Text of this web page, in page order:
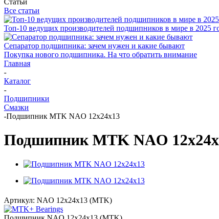
Статьи
Все статьи
Топ-10 ведущих производителей подшипников в мире в 2025
Сепаратор подшипника: зачем нужен и какие бывают
Покупка нового подшипника. На что обратить внимание
Главная
-
Каталог
-
Подшипники
Смазки
-Подшипник MTK NAO 12x24x13
Подшипник MTK NAO
Артикул: NAO 12x24x13 (MTK)